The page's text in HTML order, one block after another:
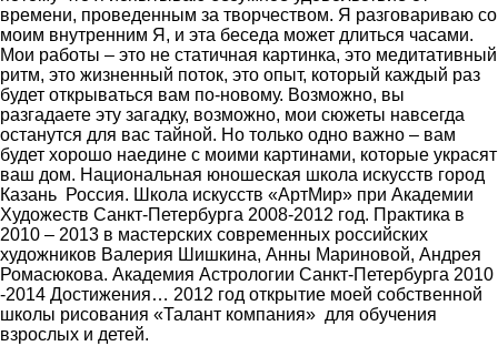
времени, проведенным за творчеством. Я разговариваю со
моим внутренним Я, и эта беседа может длиться часами.
Мои работы – это не статичная картинка, это медитативный
ритм, это жизненный поток, это опыт, который каждый раз
будет открываться вам по-новому. Возможно, вы
разгадаете эту загадку, возможно, мои сюжеты навсегда
останутся для вас тайной. Но только одно важно – вам
будет хорошо наедине с моими картинами, которые украсят
ваш дом. Национальная юношеская школа искусств город
Казань Россия. Школа искусств «АртМир» при Академии
Художеств Санкт-Петербурга 2008-2012 год. Практика в
2010 – 2013 в мастерских современных российских
художников Валерия Шишкина, Анны Мариновой, Андрея
Ромасюкова. Академия Астрологии Санкт-Петербурга 2010
-2014 Достижения… 2012 год открытие моей собственной
школы рисования «Талант компания» для обучения
взрослых и детей.